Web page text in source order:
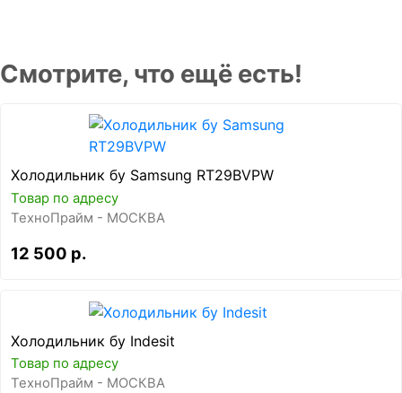
Смотрите, что ещё есть!
Холодильник бу Samsung RT29BVPW
Товар по адресу
ТехноПрайм - МОСКВА
12 500 р.
Холодильник бу Indesit
Товар по адресу
ТехноПрайм - МОСКВА